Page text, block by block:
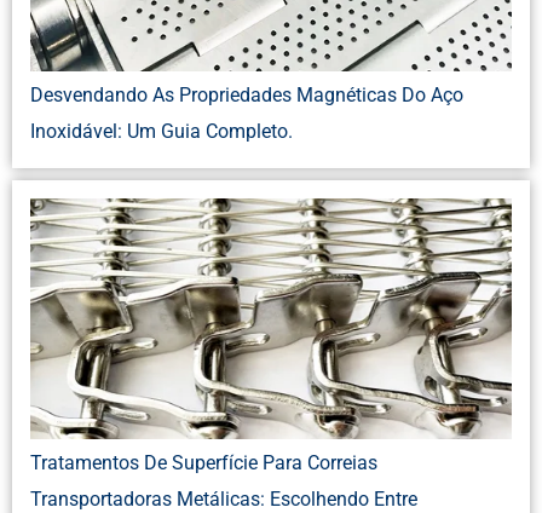
Desvendando As Propriedades Magnéticas Do Aço
Inoxidável: Um Guia Completo.
Tratamentos De Superfície Para Correias
Transportadoras Metálicas: Escolhendo Entre